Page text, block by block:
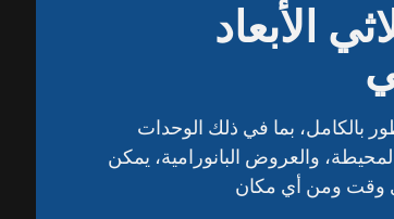
الأبعاد
بالكامل، بما في ذلك الوحدات
والعروض البانورامية، يمكن
الأبعاد
بالكامل، بما في ذلك الوحدات
والعروض البانورامية، يمكن